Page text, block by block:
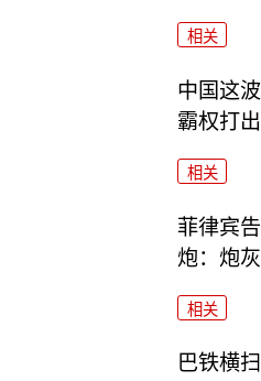
相关
中国这
霸权打
相关
菲律宾
炮：炮
相关
巴铁横